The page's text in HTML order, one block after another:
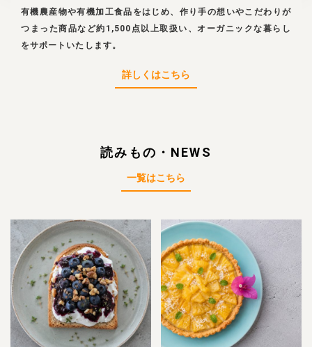
有機農産物や有機加工食品をはじめ、作り手の想いやこだわりが
つまった商品など約1,500点以上取扱い、オーガニックな暮らし
をサポートいたします。
詳しくはこちら
読みもの・NEWS
一覧はこちら